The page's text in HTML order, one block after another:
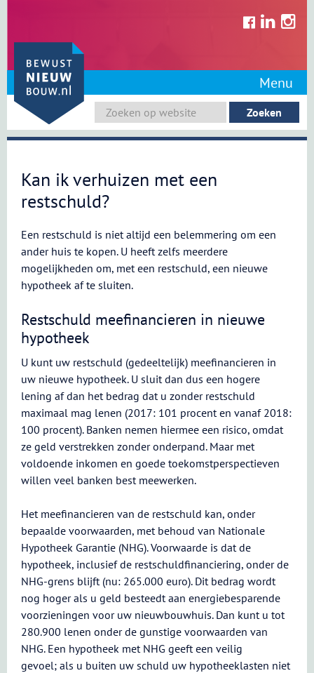
content
Menu
Kan ik verhuizen met een
restschuld?
Een restschuld is niet altijd een belemmering om een
ander huis te kopen. U heeft zelfs meerdere
mogelijkheden om, met een restschuld, een nieuwe
hypotheek af te sluiten.
Restschuld meefinancieren in nieuwe
hypotheek
U kunt uw restschuld (gedeeltelijk) meefinancieren in
uw nieuwe hypotheek. U sluit dan dus een hogere
lening af dan het bedrag dat u zonder restschuld
maximaal mag lenen (2017: 101 procent en vanaf 2018:
100 procent). Banken nemen hiermee een risico, omdat
ze geld verstrekken zonder onderpand. Maar met
voldoende inkomen en goede toekomstperspectieven
willen veel banken best meewerken.
Het meefinancieren van de restschuld kan, onder
bepaalde voorwaarden, met behoud van Nationale
Hypotheek Garantie (NHG). Voorwaarde is dat de
hypotheek, inclusief de restschuldfinanciering, onder de
NHG-grens blijft (nu: 265.000 euro). Dit bedrag wordt
nog hoger als u geld besteedt aan energiebesparende
voorzieningen voor uw nieuwbouwhuis. Dan kunt u tot
280.900 lenen onder de gunstige voorwaarden van
NHG. Een hypotheek met NHG geeft een veilig
gevoel; als u buiten uw schuld uw hypotheeklasten niet